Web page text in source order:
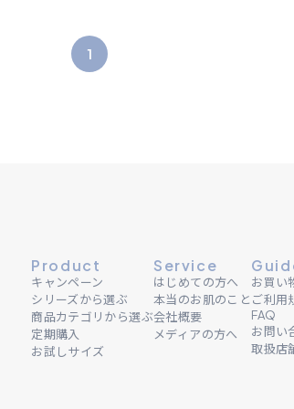
1
Product
キャンペーン
シリーズから選ぶ
商品カテゴリから選ぶ
定期購入
お試しサイズ
Service
はじめての方へ
本当のお肌のこと
会社概要
メディアの方へ
お買い
ご利用
FAQ
お問い
取扱店